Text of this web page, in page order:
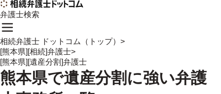
弁護士検索
相続弁護士 ドットコム（トップ） >
[熊本県][相続]弁護士>
[熊本県][遺産分割]弁護士
熊本県で遺産分割 に強い弁護